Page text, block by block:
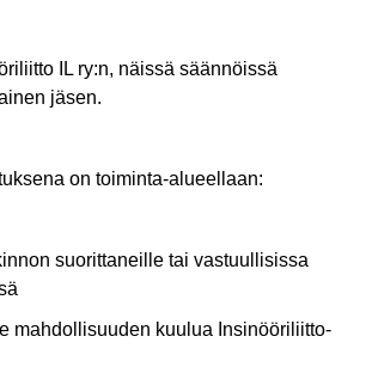
IL ry:n, näissä säännöissä
jäsen.
on toiminta-alueellaan:
suorittaneille tai vastuullisissa
mahdollisuuden kuulua Insinööriliitto-